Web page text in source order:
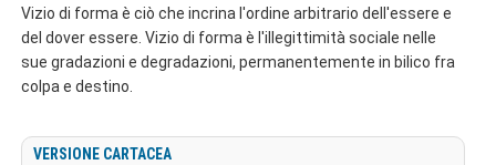
Vizio di forma è ciò che incrina l'ordine arbitrario dell'essere e
del dover essere. Vizio di forma è l'illegittimità sociale nelle
sue gradazioni e degradazioni, permanentemente in bilico fra
colpa e destino.
VERSIONE CARTACEA